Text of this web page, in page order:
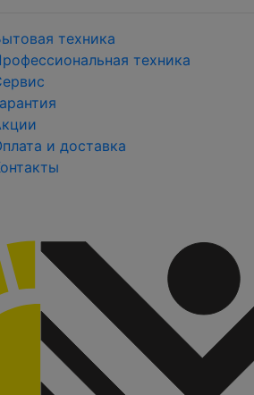
техника
техника
и доставка